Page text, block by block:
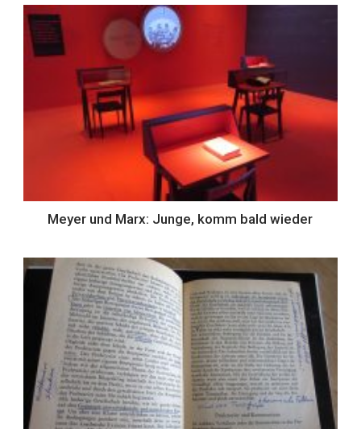
Meyer und Marx: Junge, komm bald wieder